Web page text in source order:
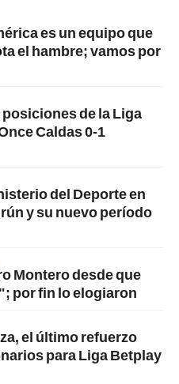
es un equipo que
el hambre; vamos por
de la Liga
Caldas 0-1
del Deporte en
y su nuevo período
Montero desde que
por fin lo elogiaron
el último refuerzo
para Liga Betplay